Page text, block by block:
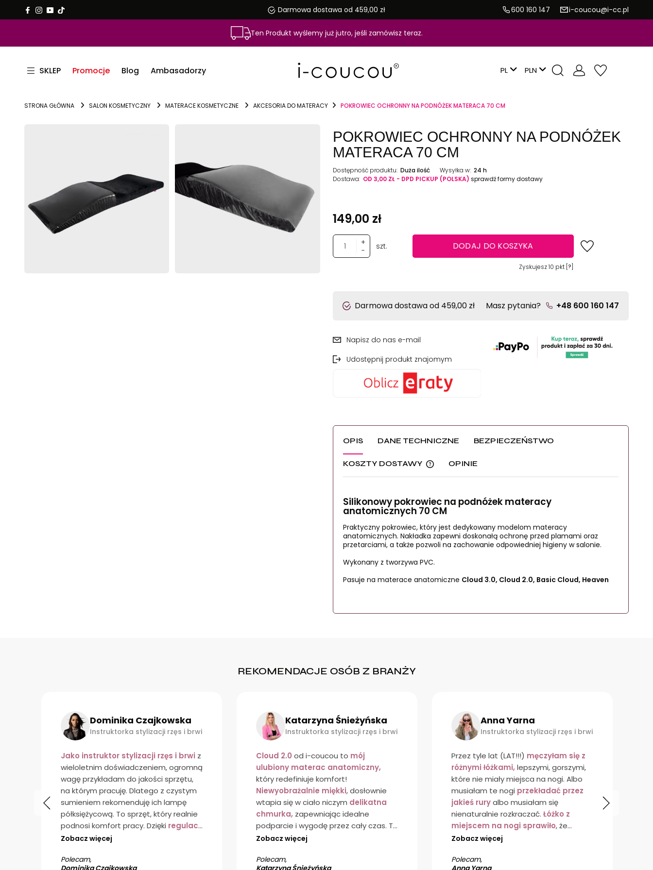
Darmowa dostawa od 459,00 zł 600 160 147 i-coucou@i-cc.pl
Ten Produkt wyślemy już jutro, jeśli zamówisz teraz.
SKLEP Promocje Blog Ambasadorzy PL
STRONA GŁÓWNA SALON KOSMETYCZNY MATERACE KOSMETYCZNE AKCESORIA DO MATERACY POKROWIEC OCHRONNY NA PODNÓŻEK MATERACA 70 CM
POKROWIEC OCHRONNY NA PODNÓŻEK
MATERACA 70 CM
Dostępność produktu: Duża ilość Wysyłka w: 24 h
Dostawa: OD 3,00 ZŁ - DPD PICKUP (POLSKA) sprawdź formy dostawy
149,00 zł
+
-
szt. DODAJ DO KOSZYKA
Zyskujesz10 pkt [ ?
Darmowa dostawa od 459,00 zł Masz pytania? +48 600 160 147
Napisz do nas e-mail
Udostępnij produkt znajomym
OPIS DANE TECHNICZNE BEZPIECZEŃSTWO
KOSZTY DOSTAWY
DODATKÓW KOSZTÓW
OPINIE
Silikonowy pokrowiec na podnóżek materacy
anatomicznych 70 CM
Praktyczny pokrowiec, który jest dedykowany modelom materacy
anatomicznych. Nakładka zapewni doskonałą ochronę przed plamami oraz
przetarciami, a także pozwoli na zachowanie odpowiedniej higieny w salonie.
Wykonany z tworzywa PVC.
Pasuje na materace anatomiczne Cloud 3.0, Cloud 2.0, Basic Cloud, Heaven
Producent
kontakt@i-cc.pl
AMH sp. z o.o.
Zajęcza 15
00-351 Warszawa, Polska
kontakt@i-cc.pl
Importer
DPD Pickup(2-3 dni robocze)
REKOMENDACJE OSÓB Z BRANŻY
Dominika Czajkowska
Instruktorka stylizacji rzęs i brwi
Jako instruktor stylizacji rzęs i brwi z
wieloletnim doświadczeniem, ogromną
wagę przykładam do jakości sprzętu,
na którym pracuję. Dlatego z czystym
sumieniem rekomenduję ich lampę
półksiężycową. To sprzęt, który realnie
podnosi komfort pracy. Dzięki regulacji
natężenia światła
idealnie dopasować oświetlenie do
Zobacz więcej
Polecam,
Dominika Czajkowska
Katarzyna Śnieżyńska
Instruktorka stylizacji rzęs i brwi
Cloud 2.0 od i-coucou to mój
ulubiony materac anatomiczny,
który redefiniuje komfort!
Niewyobrażalnie miękki, dosłownie
wtapia się w ciało niczym delikatna
chmurka, zapewniając idealne
podparcie i wygodę przez cały czas. To
absolutny must-have
poziomie!
Zobacz więcej
Polecam,
Katarzyna Śnieżyńska
Anna Yarna
Instruktorka stylizacji rzęs i brwi
Przez tyle lat (LAT!!!) męczyłam się z
różnymi łóżkami, lepszymi, gorszymi,
które nie miały miejsca na nogi. Albo
musiałam te nogi przekładać przez
jakieś ruryalbo musiałam się
nienaturalnie rozkraczać. Łóżko z
miejscem na nogi sprawiło, że
przestał mnie boleć kręgosłup,
pozycję w trakcie pracy.
Zobacz więcej
Polecam,
Anna Yarna